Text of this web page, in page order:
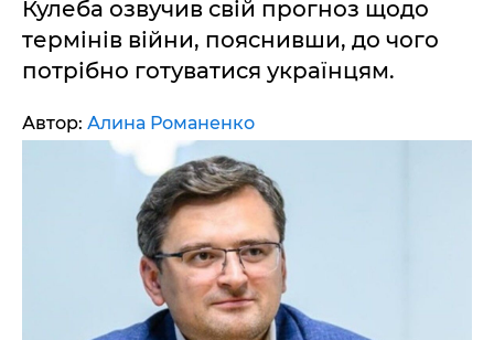
Кулеба озвучив свій прогноз щодо
термінів війни, пояснивши, до чого
потрібно готуватися українцям.
Автор: Алина Романенко